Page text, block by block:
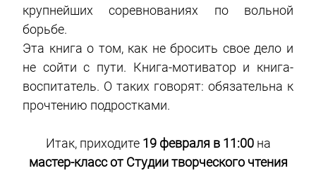
крупнейших соревнованиях по вольной
борьбе.
Эта книга о том, как не бросить свое дело и
не сойти с пути. Книга-мотиватор и книга-
воспитатель. О таких говорят: обязательна к
прочтению подростками.
Итак, приходите 19 февраля в 11:00на
мастер-класс от Студии творческого чтения